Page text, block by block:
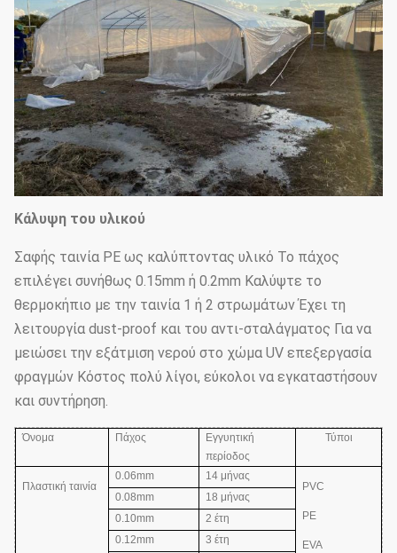
Κάλυψη του υλικού
Σαφής ταινία PE ως καλύπτοντας υλικό Το πάχος
επιλέγει συνήθως 0.15mm ή 0.2mm Καλύψτε το
θερμοκήπιο με την ταινία 1 ή 2 στρωμάτων Έχει τη
λειτουργία dust-proof και του αντι-σταλάγματος Για να
μειώσει την εξάτμιση νερού στο χώμα UV επεξεργασία
φραγμών Κόστος πολύ λίγοι, εύκολοι να εγκαταστήσουν
και συντήρηση.
Όνομα Πάχος
Εγγυητική
περίοδος
Τύποι
Πλαστική ταινία
0.06mm
14 μήνας
PVC
PE
EVA
0.08mm
18 μήνας
0.10mm
2 έτη
0.12mm
3 έτη